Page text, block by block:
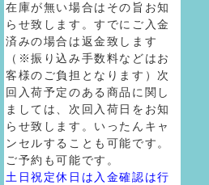
在庫が無い場合はその旨お知
らせ致します。すでにご入金
済みの場合は返金致します
（※振り込み手数料などはお
客様のご負担となります）次
回入荷予定のある商品に関し
ましては、次回入荷日をお知
らせ致します。いったんキャ
ンセルすることも可能です。
ご予約も可能です。
土日祝定休日は入金確認は行